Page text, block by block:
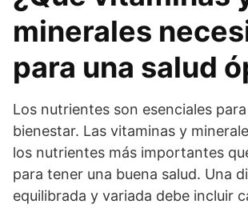
minerales
para una salud
Los nutrientes son esenciales
bienestar. Las vitaminas y
los nutrientes más importantes
para tener una buena salud. Una
equilibrada y variada debe incluir